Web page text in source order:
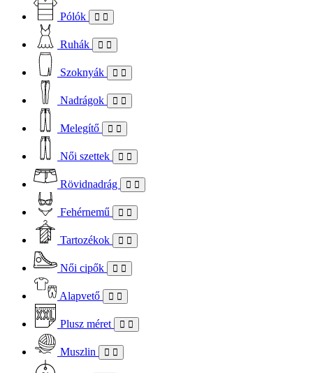
Pólók
Ruhák
Szoknyák
Nadrágok
Melegítő
Női szettek
Rövidnadrág
Fehérnemű
Tartozékok
Női cipők
Alapvető
Plusz méret
Muszlin